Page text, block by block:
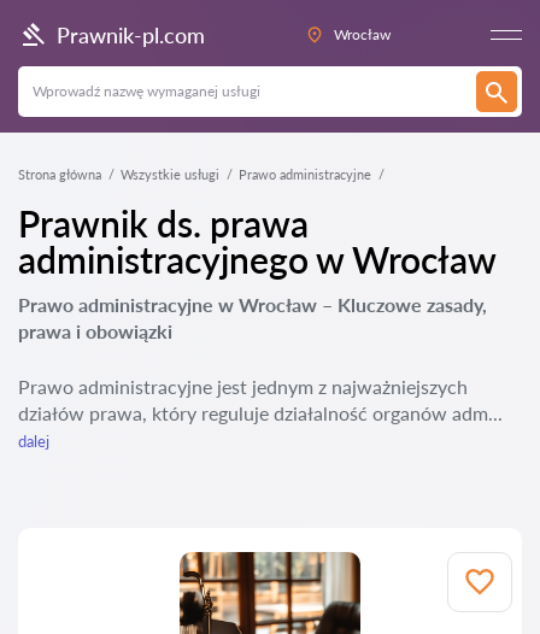
Prawnik-pl.com Wrocław
Strona główna Wszystkie usługi Prawo administracyjne
Prawnik ds. prawa
administracyjnego w Wrocław
Prawo administracyjne w Wrocław – Kluczowe zasady,
prawa i obowiązki
Prawo administracyjne jest jednym z najważniejszych
działów prawa, który reguluje działalność organów adm...
dalej